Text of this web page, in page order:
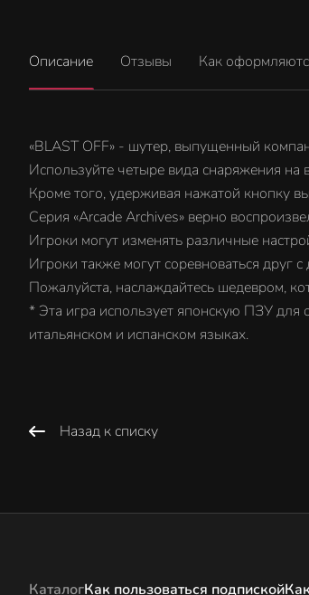
Описание Отзывы Как
«BLAST OFF» - шутер, выпущенный
Используйте четыре вида снаряжения
Кроме того, удерживая нажатой кнопку
Серия «Arcade Archives» верно
Игроки могут изменять различные
Игроки также могут соревноваться друг
Пожалуйста, наслаждайтесь шедевром,
* Эта игра использует японскую ПЗУ для
итальянском и испанском языках.
Назад к списку
КаталогКак пользоваться подпиской